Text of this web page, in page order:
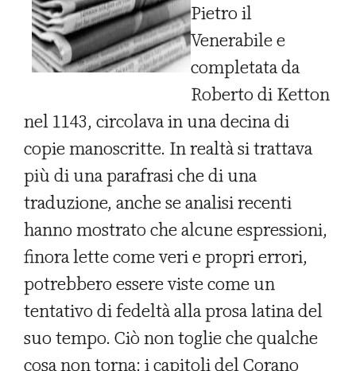
Pietro il
Venerabile e
completata da
Roberto di Ketton
nel 1143, circolava in una decina di
copie manoscritte. In realtà si trattava
più di una parafrasi che di una
traduzione, anche se analisi recenti
hanno mostrato che alcune espressioni,
finora lette come veri e propri errori,
potrebbero essere viste come un
tentativo di fedeltà alla prosa latina del
suo tempo. Ciò non toglie che qualche
cosa non torna: i capitoli del Corano